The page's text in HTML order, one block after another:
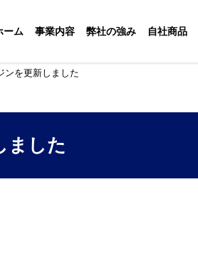
ーム 事業内容 弊社の強み 自社商品
ンを更新しました
ました